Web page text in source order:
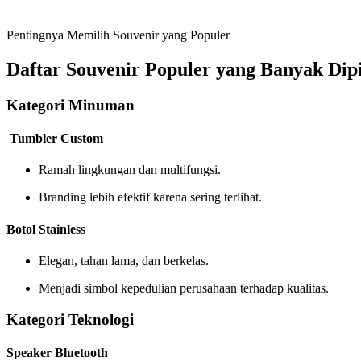
Pentingnya Memilih Souvenir yang Populer
Daftar Souvenir Populer yang Banyak
Kategori Minuman
Tumbler Custom
Ramah lingkungan dan multifungsi.
Branding lebih efektif karena sering terlihat.
Botol Stainless
Elegan, tahan lama, dan berkelas.
Menjadi simbol kepedulian perusahaan terhadap kualitas.
Kategori Teknologi
Speaker Bluetooth